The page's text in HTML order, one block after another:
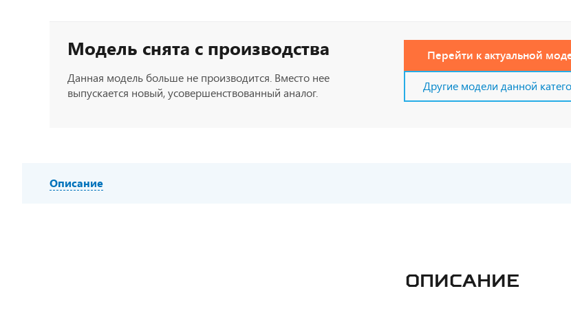
Модель снята с производства
Данная модель больше не производится. Вместо нее
выпускается новый, усовершенствованный аналог.
Перейти к актуальной
Другие модели данной
Описание
ОПИСАНИЕ